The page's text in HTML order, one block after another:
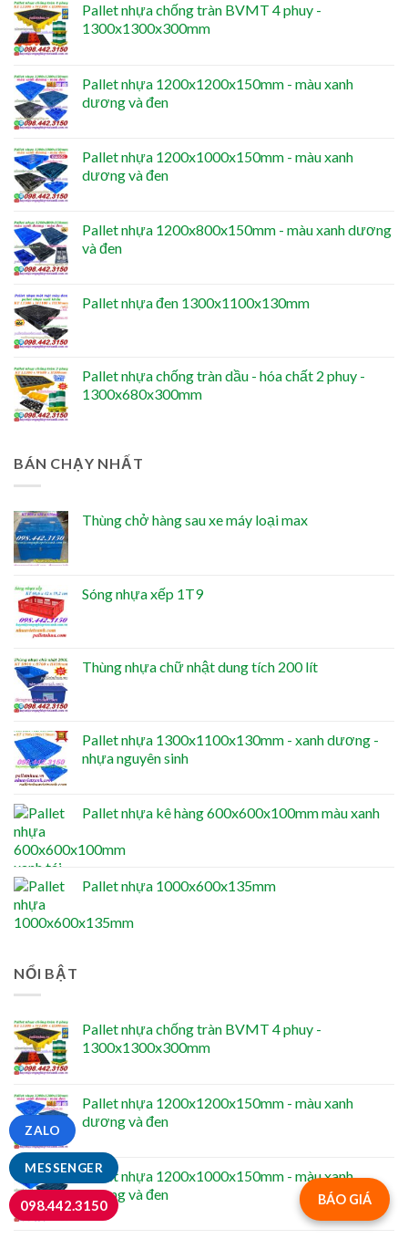
Pallet nhựa chống tràn BVMT 4 phuy -
1300x1300x300mm
Pallet nhựa 1200x1200x150mm - màu xanh
dương và đen
Pallet nhựa 1200x1000x150mm - màu xanh
dương và đen
Pallet nhựa 1200x800x150mm - màu xanh dương
và đen
Pallet nhựa đen 1300x1100x130mm
Pallet nhựa chống tràn dầu - hóa chất 2 phuy -
1300x680x300mm
BÁN CHẠY NHẤT
Thùng chở hàng sau xe máy loại max
Sóng nhựa xếp 1T9
Thùng nhựa chữ nhật dung tích 200 lít
Pallet nhựa 1300x1100x130mm - xanh dương -
nhựa nguyên sinh
Pallet nhựa kê hàng 600x600x100mm màu xanh
Pallet nhựa 1000x600x135mm
NỔI BẬT
Pallet nhựa chống tràn BVMT 4 phuy -
1300x1300x300mm
Pallet nhựa 1200x1200x150mm - màu xanh
dương và đen
Pallet nhựa 1200x1000x150mm - màu xanh
dương và đen
BÁO GIÁ
MESSENGER
ZALO
098.442.3150